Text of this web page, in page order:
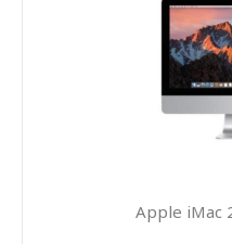
Apple iMac